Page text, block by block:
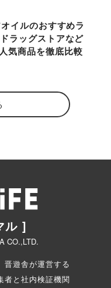
イルのおすすめラ
ラッグストアなど
気商品を徹底比較
ル ]
CO.,LTD.
遊舎が運営する
者と社内検証機関